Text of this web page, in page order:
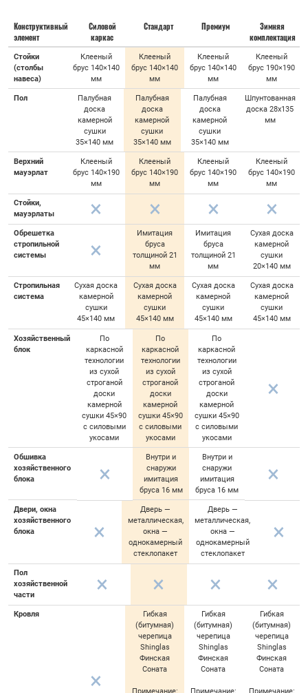
Конструктивный
элемент
Силовой
каркас
Стандарт Премиум
Зимняя
комплектация
Стойки
(столбы
навеса)
Клееный
брус 140×140
мм
Клееный
брус 140×140
мм
Клееный
брус 140×140
мм
Клееный
брус 190×190
мм
Пол
Палубная
доска
камерной
сушки
35×140 мм
Палубная
доска
камерной
сушки
35×140 мм
Палубная
доска
камерной
сушки
35×140 мм
Шпунтованная
доска 28х135
мм
Верхний
мауэрлат
Клееный
брус 140×190
мм
Клееный
брус 140×190
мм
Клееный
брус 140×190
мм
Клееный
брус 140×190
мм
Стойки,
мауэрлаты
Обрешетка
стропильной
системы
Имитация
бруса
толщиной 21
мм
Имитация
бруса
толщиной 21
мм
Сухая доска
камерной
сушки
20×140 мм
Стропильная
система
Сухая доска
камерной
сушки
45×140 мм
Сухая доска
камерной
сушки
45×140 мм
Сухая доска
камерной
сушки
45×140 мм
Сухая доска
камерной
сушки
45×140 мм
Хозяйственный
блок
По
каркасной
технологии
из сухой
строганой
доски
камерной
сушки 45×90
с силовыми
укосами
По
каркасной
технологии
из сухой
строганой
доски
камерной
сушки 45×90
с силовыми
укосами
По
каркасной
технологии
из сухой
строганой
доски
камерной
сушки 45×90
с силовыми
укосами
Обшивка
хозяйственного
блока
Внутри и
снаружи
имитация
бруса 16 мм
Внутри и
снаружи
имитация
бруса 16 мм
Двери, окна
хозяйственного
блока
Дверь —
металлическая,
окна —
однокамерный
стеклопакет
Дверь —
металлическая,
окна —
однокамерный
стеклопакет
Пол
хозяйственной
части
Кровля
Гибкая
(битумная)
черепица
Shinglas
Финская
Соната
Гибкая
(битумная)
черепица
Shinglas
Финская
Соната
Гибкая
(битумная)
черепица
Shinglas
Финская
Соната